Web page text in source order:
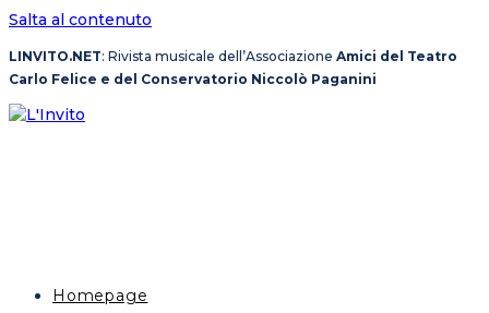
Salta al contenuto
LINVITO.NET: Rivista musicale dell’Associazione Amici del Teatro
Carlo Felice e del Conservatorio Niccolò Paganini
Homepage